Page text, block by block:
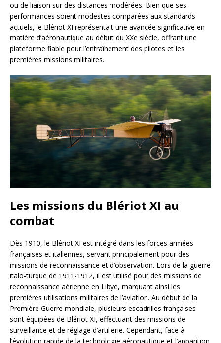
ou de liaison sur des distances modérées. Bien que ses
performances soient modestes comparées aux standards
actuels, le Blériot XI représentait une avancée significative en
matière d’aéronautique au début du XXe siècle, offrant une
plateforme fiable pour l’entraînement des pilotes et les
premières missions militaires.
Les missions du Blériot XI au
combat
Dès 1910, le Blériot XI est intégré dans les forces armées
françaises et italiennes, servant principalement pour des
missions de reconnaissance et d’observation. Lors de la guerre
italo-turque de 1911-1912, il est utilisé pour des missions de
reconnaissance aérienne en Libye, marquant ainsi les
premières utilisations militaires de l’aviation. Au début de la
Première Guerre mondiale, plusieurs escadrilles françaises
sont équipées de Blériot XI, effectuant des missions de
surveillance et de réglage d’artillerie. Cependant, face à
l’évolution rapide de la technologie aéronautique et l’apparition